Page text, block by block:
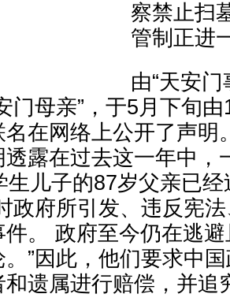
察禁止扫
管制正进
由“天安
门母亲”，于5月下旬
在网络上公开了声明
露在过去这一年中，
生儿子的87岁父亲已
政府所引发、违反宪
件。 政府至今仍在逃
”因此，他们要求中
遗属进行赔偿，并追